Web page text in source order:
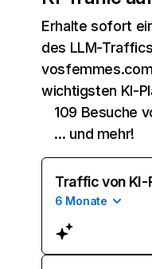
Erhalte sofort
des LLM-
wichtigsten KI-
109 Besuche
… und mehr!
Traffic von
6 Monate